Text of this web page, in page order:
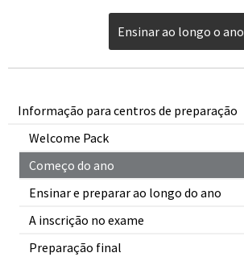
Informação para centros de preparação
Welcome Pack
Começo do ano
Ensinar e preparar ao longo do ano
A inscrição no exame
Preparação final
Ensinar ao longo o ano